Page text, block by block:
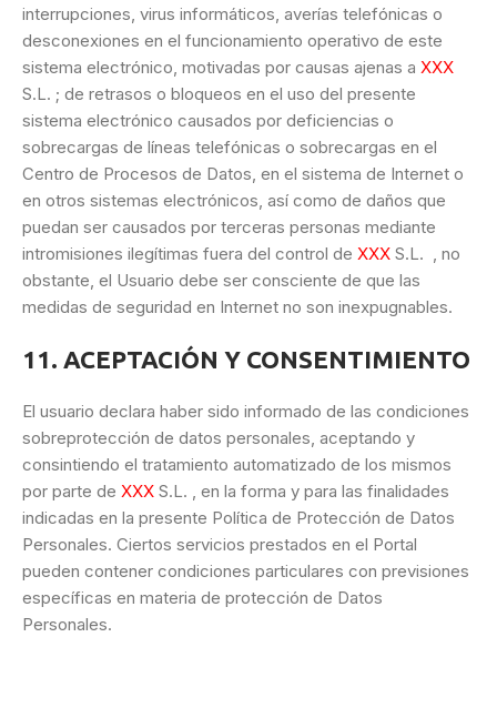
interrupciones, virus informáticos, averías telefónicas o
desconexiones en el funcionamiento operativo de este
sistema electrónico, motivadas por causas ajenas a XXX
S.L. ; de retrasos o bloqueos en el uso del presente
sistema electrónico causados por deficiencias o
sobrecargas de líneas telefónicas o sobrecargas en el
Centro de Procesos de Datos, en el sistema de Internet o
en otros sistemas electrónicos, así como de daños que
puedan ser causados por terceras personas mediante
intromisiones ilegítimas fuera del control de XXX S.L. , no
obstante, el Usuario debe ser consciente de que las
medidas de seguridad en Internet no son inexpugnables.
11. ACEPTACIÓN Y CONSENTIMIENTO
El usuario declara haber sido informado de las condiciones
sobreprotección de datos personales, aceptando y
consintiendo el tratamiento automatizado de los mismos
por parte de XXX S.L. , en la forma y para las finalidades
indicadas en la presente Política de Protección de Datos
Personales. Ciertos servicios prestados en el Portal
pueden contener condiciones particulares con previsiones
específicas en materia de protección de Datos
Personales.